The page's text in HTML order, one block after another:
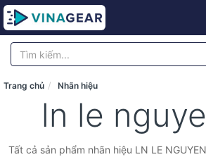
Trang chủ Nhãn hiệu
ln le
Tất cả sản phẩm nhãn hiệu LN LE